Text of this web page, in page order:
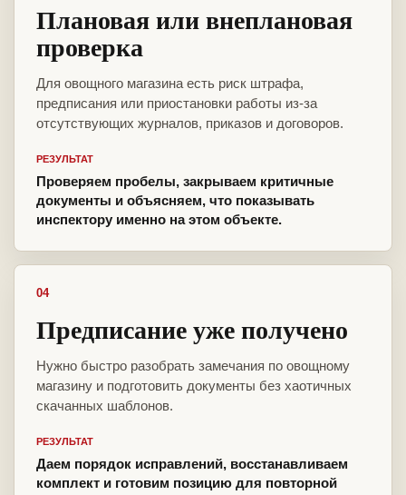
Плановая или внеплановая
проверка
Для овощного магазина есть риск штрафа,
предписания или приостановки работы из-за
отсутствующих журналов, приказов и договоров.
РЕЗУЛЬТАТ
Проверяем пробелы, закрываем критичные
документы и объясняем, что показывать
инспектору именно на этом объекте.
04
Предписание уже получено
Нужно быстро разобрать замечания по овощному
магазину и подготовить документы без хаотичных
скачанных шаблонов.
РЕЗУЛЬТАТ
Даем порядок исправлений, восстанавливаем
комплект и готовим позицию для повторной